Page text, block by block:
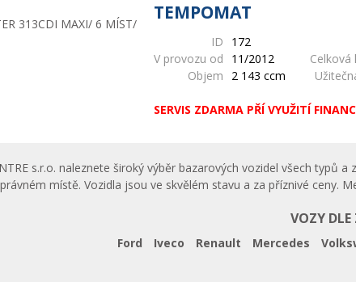
TEMPOMAT
ID 172
V provozu od
11/2012
Objem
2 143 ccm
SERVIS ZDARMA PŘÍ VYUŽITÍ
s.r.o.naleznete široký výběr bazarových vozidel všech typů a
místě. Vozidla jsou ve skvělém stavu a za příznivé ceny.
VOZY
Ford Iveco Renault Mercedes